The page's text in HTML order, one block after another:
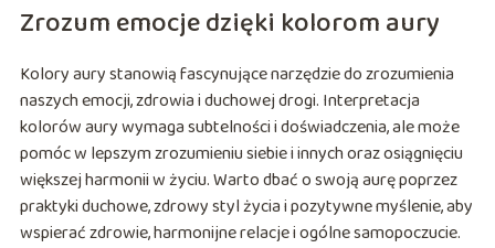
Zrozum emocje dzięki kolorom aury
Kolory aury stanowią fascynujące narzędzie do zrozumienia
naszych emocji, zdrowia i duchowej drogi. Interpretacja
kolorów aury wymaga subtelności i doświadczenia, ale może
pomóc w lepszym zrozumieniu siebie i innych oraz osiągnięciu
większej harmonii w życiu. Warto dbać o swoją aurę poprzez
praktyki duchowe, zdrowy styl życia i pozytywne myślenie, aby
wspierać zdrowie, harmonijne relacje i ogólne samopoczucie.